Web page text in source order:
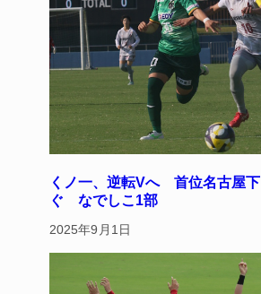
くノ一、逆転Vへ 首位名古屋
ぐ なでしこ1部
2025年9月1日